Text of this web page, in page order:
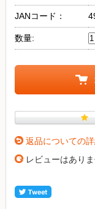
JANコード：
数量:
返品についての
レビューはあり